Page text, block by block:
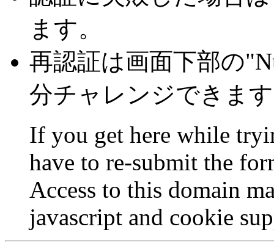
ます。
再認証は画面下部の
分チャレンジできま
If you get here while
have to re-submit the
Access to this domain
javascript and cookie